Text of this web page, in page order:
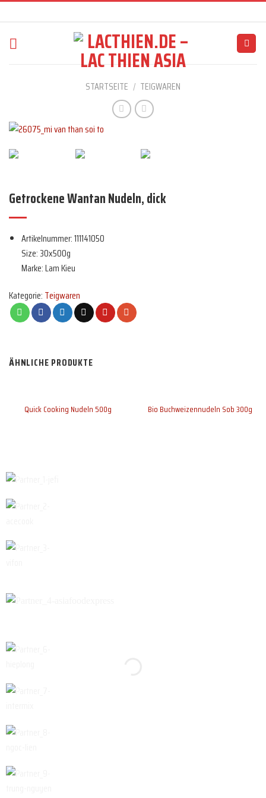
content
STARTSEITE / TEIGWAREN
Getrockene Wantan Nudeln, dick
Artikelnummer: 111141050
Size: 30x500g
Marke: Lam Kieu
Kategorie: Teigwaren
ÄHNLICHE PRODUKTE
Quick Cooking Nudeln 500g Bio Buchweizennudeln Sob 300g